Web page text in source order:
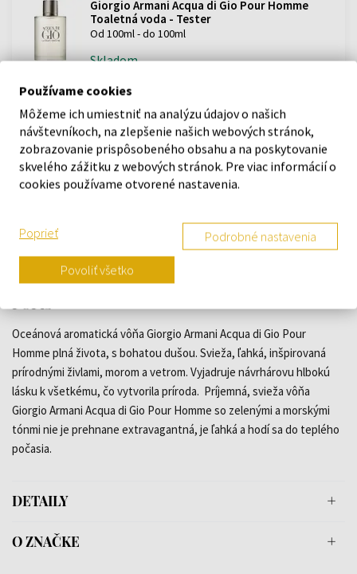
Giorgio Armani Acqua di Gio Pour Homme
Toaletná voda - Tester
Od 100ml - do 100ml
Skladom
Giorgio Armani Acqua di Gio Pour Homme
Toaletná voda
Od 30ml - do 200ml
Skladom
od35,49 € do86,30 €
Oceánová aromatická vôňa Giorgio Armani Acqua di Gio Pour
Homme plná života, s bohatou dušou. Svieža, ľahká, inšpirovaná
prírodnými živlami, morom a vetrom. Vyjadruje návrhárovu hlbokú
lásku k všetkému, čo vytvorila príroda. Príjemná, svieža vôňa
Giorgio Armani Acqua di Gio Pour Homme so zelenými a morskými
tónmi nie je prehnane extravagantná, je ľahká a hodí sa do teplého
počasia.
DETAILY
O ZNAČKE
Používame cookies
Môžeme ich umiestniť na analýzu údajov o našich
návštevníkoch, na zlepšenie našich webových stránok,
zobrazovanie prispôsobeného obsahu a na poskytovanie
skvelého zážitku z webových stránok. Pre viac informácií o
cookies používame otvorené nastavenia.
Poprieť Podrobné nastavenia
Povoliť všetko